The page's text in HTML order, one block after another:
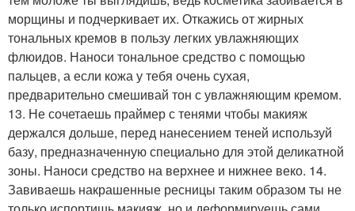
морщины и подчеркивает их. Откажись от жирных
тональных кремов в пользу легких увлажняющих
флюидов. Наноси тональное средство с помощью
пальцев, а если кожа у тебя очень сухая,
предварительно смешивай тон с увлажняющим кремом.
13. Не сочетаешь праймер с тенями чтобы макияж
держался дольше, перед нанесением теней используй
базу, предназначенную специально для этой деликатной
зоны. Наноси средство на верхнее и нижнее веко. 14.
Завиваешь накрашенные ресницы таким образом ты не